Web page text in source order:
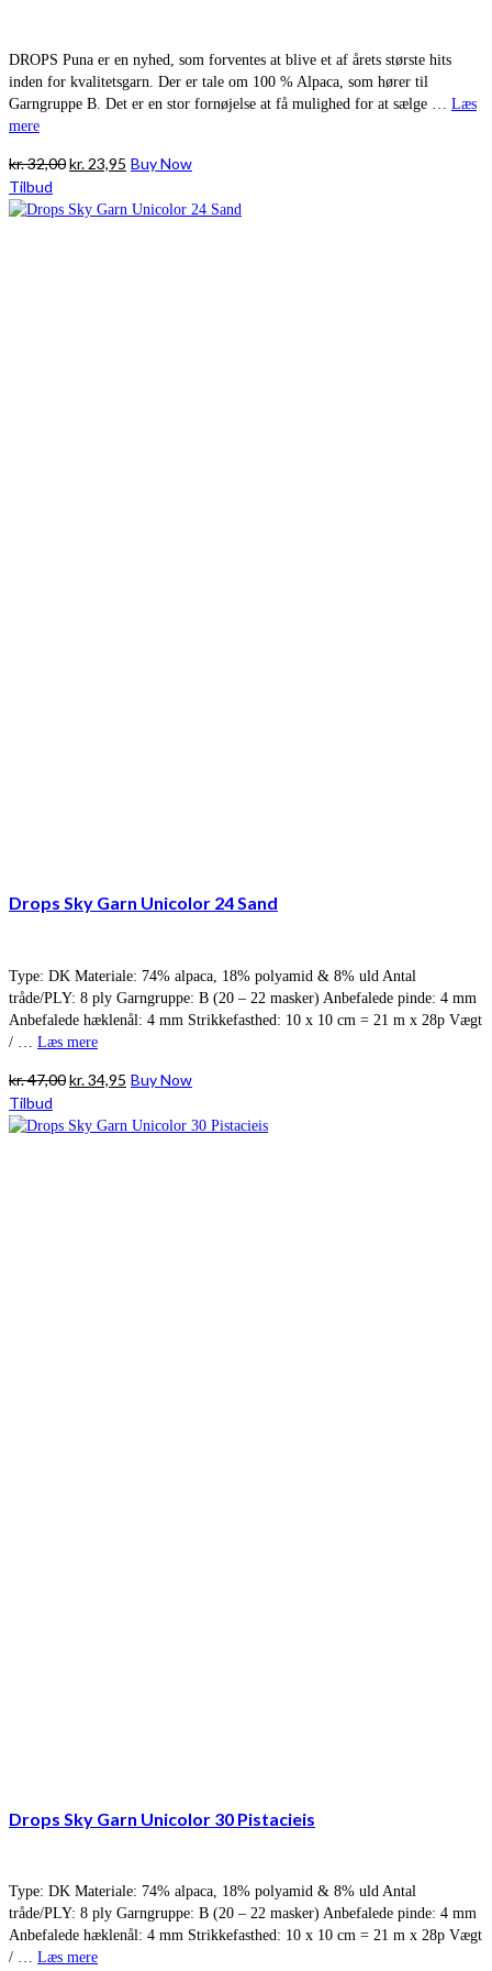
DROPS Puna er en nyhed, som forventes at blive et af årets største hits
inden for kvalitetsgarn. Der er tale om 100 % Alpaca, som hører til
Garngruppe B. Det er en stor fornøjelse at få mulighed for at sælge … Læs
mere
kr.32,00Den
pris
kr. 23,95 Den
pris
Buy Now
Tilbud
Drops Sky Garn Unicolor 24 Sand
Type: DK Materiale: 74% alpaca, 18% polyamid & 8% uld Antal
tråde/PLY: 8 ply Garngruppe: B (20 – 22 masker) Anbefalede pinde: 4 mm
Anbefalede hæklenål: 4 mm Strikkefasthed: 10 x 10 cm = 21 m x 28p Vægt
/ … Læs mere
kr.47,00Den
pris
kr.34,95 Den
pris
Buy Now
Tilbud
Drops Sky Garn Unicolor 30 Pistacieis
Type: DK Materiale: 74% alpaca, 18% polyamid & 8% uld Antal
tråde/PLY: 8 ply Garngruppe: B (20 – 22 masker) Anbefalede pinde: 4 mm
Anbefalede hæklenål: 4 mm Strikkefasthed: 10 x 10 cm = 21 m x 28p Vægt
/ … Læs mere